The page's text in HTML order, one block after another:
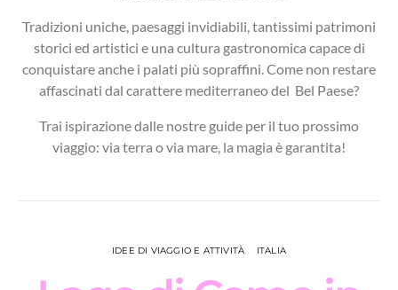
Tradizioni uniche, paesaggi invidiabili, tantissimi patrimoni
storici ed artistici e una cultura gastronomica capace di
conquistare anche i palati più sopraffini. Come non restare
affascinati dal carattere mediterraneo del Bel Paese?
Trai ispirazione dalle nostre guide per il tuo prossimo
viaggio: via terra o via mare, la magia è garantita!
IDEE DI VIAGGIO E ATTIVITÀ ITALIA